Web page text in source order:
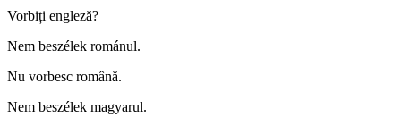
Vorbiți engleză?
Nem beszélek románul.
Nu vorbesc română.
Nem beszélek magyarul.